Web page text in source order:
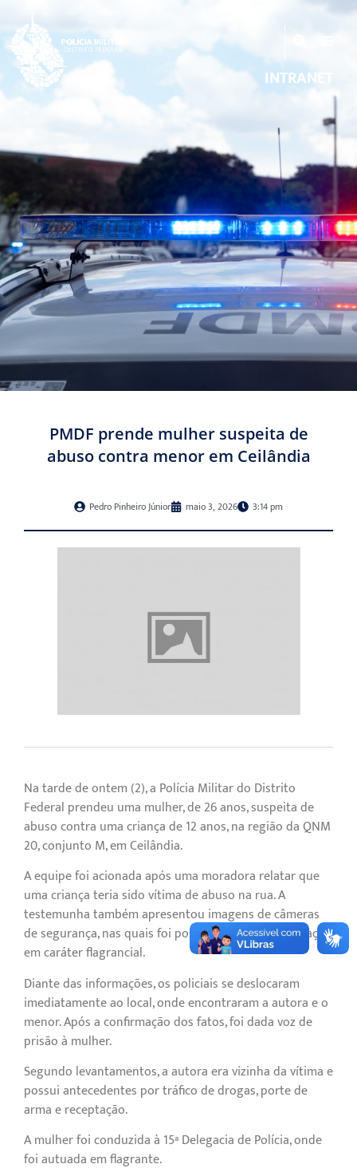
INTRANET
PMDF prende mulher suspeita de
abuso contra menor em Ceilândia
Pedro Pinheiro Júnior maio 3, 2026 3:14 pm
Na tarde de ontem (2), a Polícia Militar do Distrito
Federal prendeu uma mulher, de 26 anos, suspeita de
abuso contra uma criança de 12 anos, na região da QNM
20, conjunto M, em Ceilândia.
A equipe foi acionada após uma moradora relatar que
uma criança teria sido vítima de abuso na rua. A
testemunha também apresentou imagens de câmeras
de segurança, nas quais foi possível visualizar a situação
em caráter flagrancial.
Diante das informações, os policiais se deslocaram
imediatamente ao local, onde encontraram a autora e o
menor. Após a confirmação dos fatos, foi dada voz de
prisão à mulher.
Segundo levantamentos, a autora era vizinha da vítima e
possui antecedentes por tráfico de drogas, porte de
arma e receptação.
A mulher foi conduzida à 15ª Delegacia de Polícia, onde
foi autuada em flagrante.